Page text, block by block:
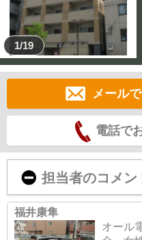
1/19
メール
電話で
担当者のコメン
福井康隼
オール